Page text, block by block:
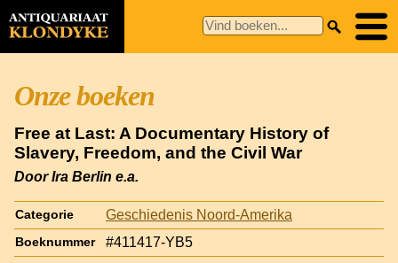
Onze boeken
Free at Last: A Documentary History of
Slavery, Freedom, and the Civil War
Door Ira Berlin e.a.
Categorie Geschiedenis Noord-Amerika
Boeknummer #411417-YB5